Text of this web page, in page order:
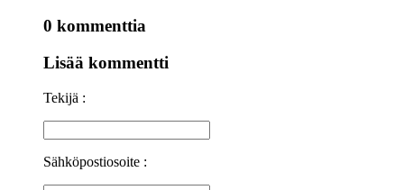
0 kommenttia
Lisää kommentti
Tekijä :
Sähköpostiosoite :